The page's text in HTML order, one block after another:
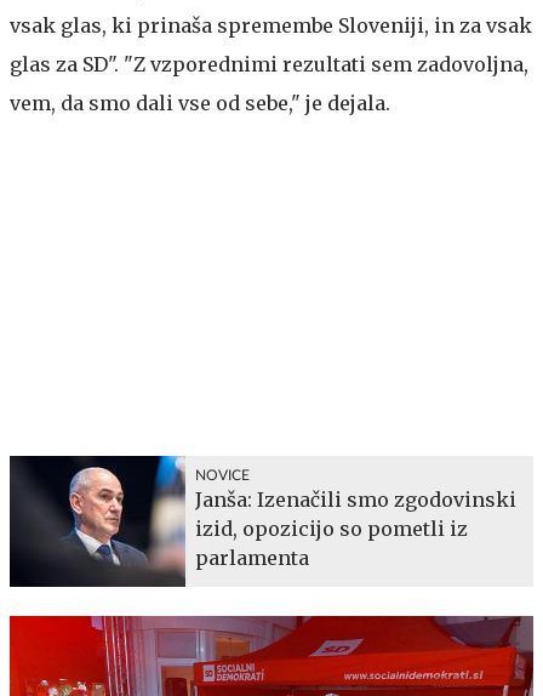
vsak glas, ki prinaša spremembe Sloveniji, in za vsak
glas za SD". "Z vzporednimi rezultati sem zadovoljna,
vem, da smo dali vse od sebe," je dejala.
NOVICE
Janša: Izenačili smo zgodovinski
izid, opozicijo so pometli iz
parlamenta